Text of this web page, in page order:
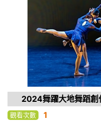
2024舞躍大地舞蹈創
觀看次數 1